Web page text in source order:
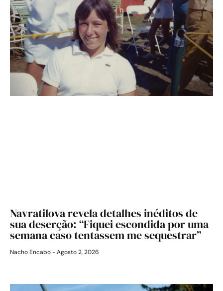
Navratilova revela detalhes inéditos de
sua deserção: “Fiquei escondida por uma
semana caso tentassem me sequestrar”
Nacho Encabo Agosto 2, 2026